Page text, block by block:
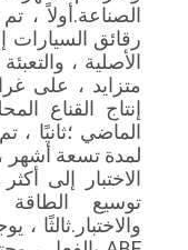
الصناعة.أولاً ،
الأصلية ،
متزايد ، على
إنتاج القناع
الماضي ؛ثانيًا ،
لمدة تسعة أشهر
الاختبار إلى
توسيع الطاقة